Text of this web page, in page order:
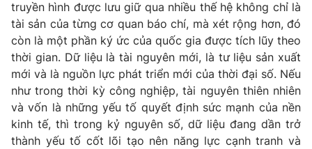
truyền hình được lưu giữ qua nhiều thế hệ không chỉ là
tài sản của từng cơ quan báo chí, mà xét rộng hơn, đó
còn là một phần ký ức của quốc gia được tích lũy theo
thời gian. Dữ liệu là tài nguyên mới, là tư liệu sản xuất
mới và là nguồn lực phát triển mới của thời đại số. Nếu
như trong thời kỳ công nghiệp, tài nguyên thiên nhiên
và vốn là những yếu tố quyết định sức mạnh của nền
kinh tế, thì trong kỷ nguyên số, dữ liệu đang dần trở
thành yếu tố cốt lõi tạo nên năng lực cạnh tranh và